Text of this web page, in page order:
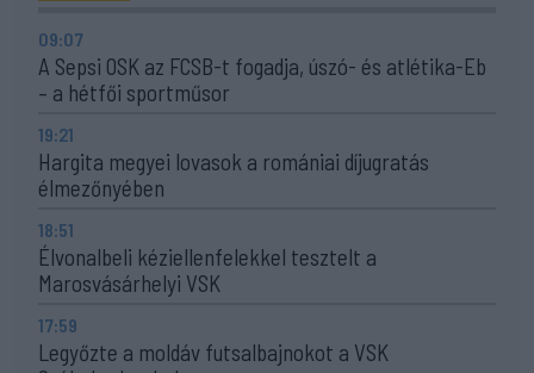
09:07
A Sepsi OSK az FCSB-t fogadja, úszó- és atlétika-Eb
– a hétfői sportműsor
19:21
Hargita megyei lovasok a romániai díjugratás
élmezőnyében
18:51
Élvonalbeli kéziellenfelekkel tesztelt a
Marosvásárhelyi VSK
17:59
Legyőzte a moldáv futsalbajnokot a VSK